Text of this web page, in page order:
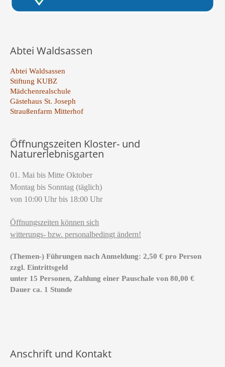
Abtei Waldsassen
Abtei Waldsassen
Stiftung KUBZ
Mädchenrealschule
Gästehaus St. Joseph
Straußenfarm Mitterhof
Öffnungszeiten Kloster- und
Naturerlebnisgarten
01. Mai bis Mitte Oktober
Montag bis Sonntag (täglich)
von 10:00 Uhr bis 18:00 Uhr
Öffnungszeiten können sich
witterungs- bzw. personalbedingt ändern!
(Themen-) Führungen nach Anmeldung: 2,50 € pro Person
zzgl. Eintrittsgeld
unter 15 Personen, Zahlung einer Pauschale von 80,00 €
Dauer ca. 1 Stunde
Anschrift und Kontakt